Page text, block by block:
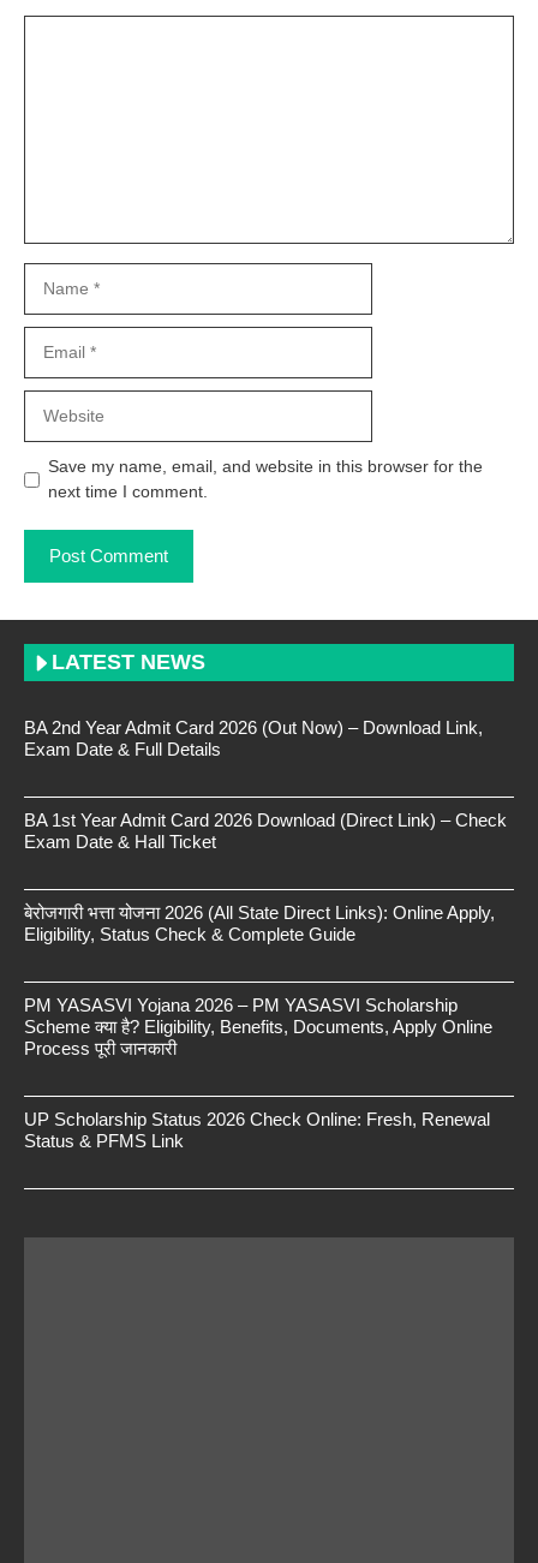
Save my name, email, and website in this browser for the
next time I comment.
LATEST NEWS
BA 2nd Year Admit Card 2026 (Out Now) – Download Link,
Exam Date & Full Details
BA 1st Year Admit Card 2026 Download (Direct Link) – Check
Exam Date & Hall Ticket
बेरोजगारी भत्ता योजना 2026 (All State Direct Links): Online Apply,
Eligibility, Status Check & Complete Guide
PM YASASVI Yojana 2026 – PM YASASVI Scholarship
Scheme क्या है? Eligibility, Benefits, Documents, Apply Online
Process पूरी जानकारी
UP Scholarship Status 2026 Check Online: Fresh, Renewal
Status & PFMS Link